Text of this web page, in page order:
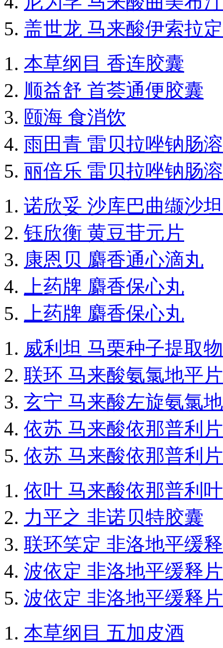
盖世龙 马来酸伊索拉
本草纲目 香连胶囊
顺益舒 首荟通便胶囊
颐海 食消饮
雨田青 雷贝拉唑钠肠
丽倍乐 雷贝拉唑钠肠
诺欣妥 沙库巴曲缬沙
钰欣衡 黄豆苷元片
康恩贝 麝香通心滴丸
上药牌 麝香保心丸
上药牌 麝香保心丸
威利坦 马栗种子提取
联环 马来酸氨氯地平片
玄宁 马来酸左旋氨氯
依苏 马来酸依那普利片
依苏 马来酸依那普利片
依叶 马来酸依那普利
力平之 非诺贝特胶囊
联环笑定 非洛地平缓
波依定 非洛地平缓释片
波依定 非洛地平缓释片
本草纲目 五加皮酒